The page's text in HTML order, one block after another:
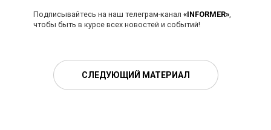
Подписывайтесь на наш телеграм-канал «INFORMER»,
чтобы быть в курсе всех новостей и событий!
СЛЕДУЮЩИЙ МАТЕРИАЛ